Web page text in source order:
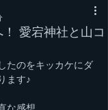
愛宕神社と山コ
たのをキッカケにダ
ます♪